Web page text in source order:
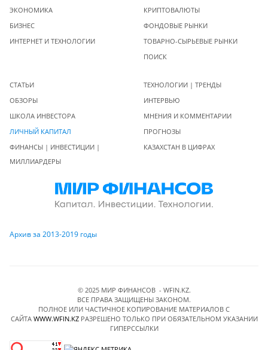
ЭКОНОМИКА
БИЗНЕС
ИНТЕРНЕТ И ТЕХНОЛОГИИ
КРИПТОВАЛЮТЫ
ФОНДОВЫЕ РЫНКИ
ТОВАРНО-СЫРЬЕВЫЕ РЫНКИ
ПОИСК
СТАТЬИ
ОБЗОРЫ
ШКОЛА ИНВЕСТОРА
ЛИЧНЫЙ КАПИТАЛ
ФИНАНСЫ | ИНВЕСТИЦИИ |
МИЛЛИАРДЕРЫ
ТЕХНОЛОГИИ | ТРЕНДЫ
ИНТЕРВЬЮ
МНЕНИЯ И КОММЕНТАРИИ
ПРОГНОЗЫ
КАЗАХСТАН В ЦИФРАХ
Архив за 2013-2019 годы
© 2025 МИР ФИНАНСОВ - WFIN.KZ.
ВСЕ ПРАВА ЗАЩИЩЕНЫ ЗАКОНОМ.
ПОЛНОЕ ИЛИ ЧАСТИЧНОЕ КОПИРОВАНИЕ МАТЕРИАЛОВ C
САЙТА WWW.WFIN.KZРАЗРЕШЕНО ТОЛЬКО ПРИ ОБЯЗАТЕЛЬНОМ УКАЗАНИИ
ГИПЕРССЫЛКИ